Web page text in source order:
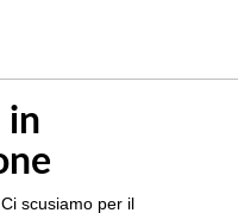
in
scusiamo per il